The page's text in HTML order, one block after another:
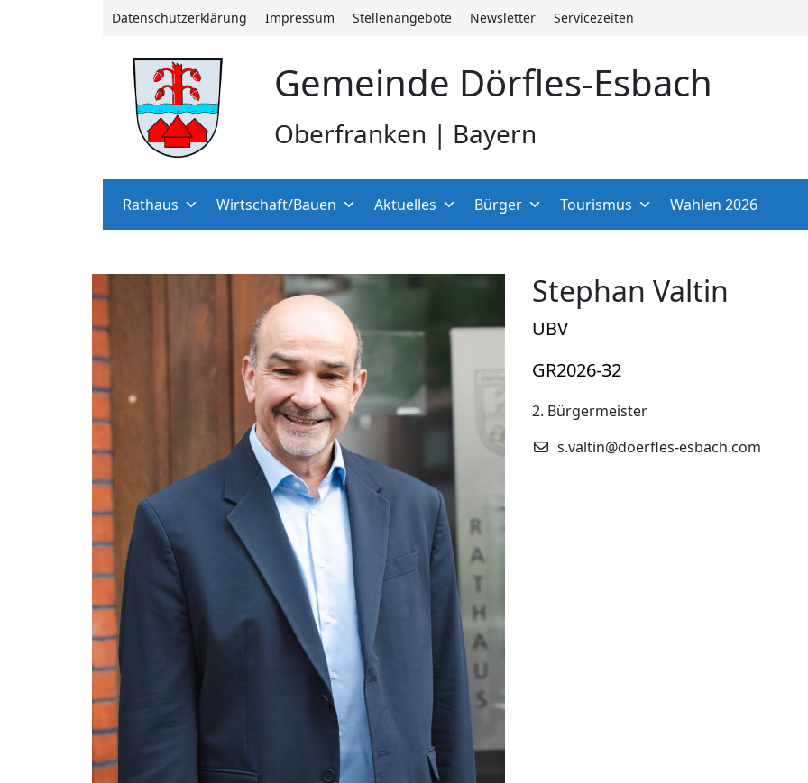
Datenschutzerklärung Impressum Stellenangebote Newsletter Servicezeiten
Gemeinde Dörfles-Esbach
Oberfranken | Bayern
Rathaus Wirtschaft/Bauen Aktuelles Bürger Tourismus Wahlen 2026
Stephan Valtin
UBV
GR2026-32
2. Bürgermeister
s.valtin@doerfles-esbach.com